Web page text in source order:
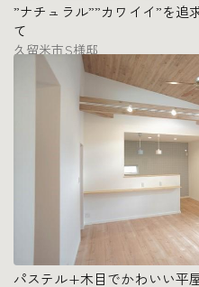
”ナチュラル””カワイイ”を追
て
久留米市S様邸
パステル+木目でかわいい平